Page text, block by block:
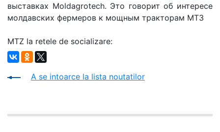
выставках Moldagrotech. Это говорит об интересе
молдавских фермеров к мощным тракторам МТЗ
MTZ la retele de socializare:
A se intoarce la lista noutatilor